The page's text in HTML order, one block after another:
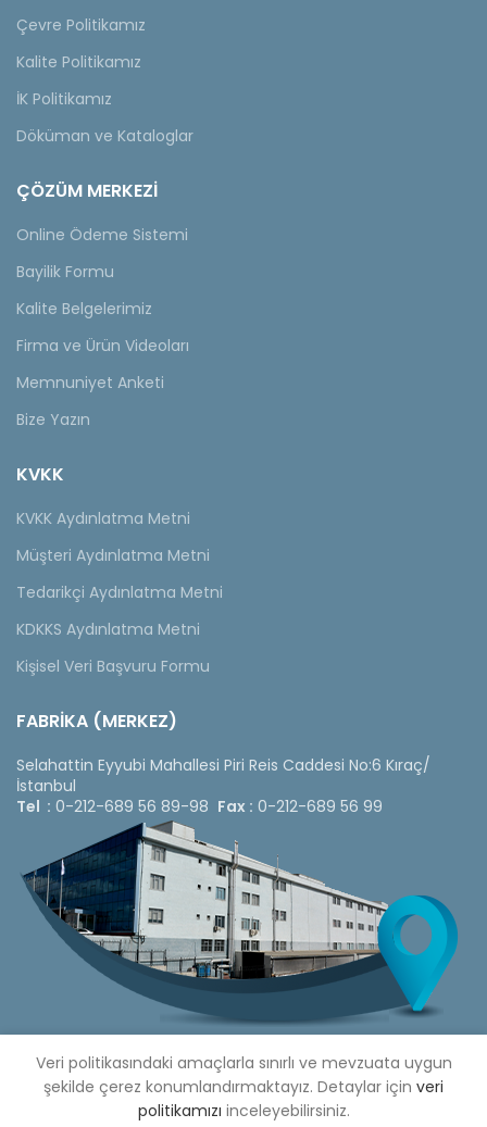
Çevre Politikamız
Kalite Politikamız
İK Politikamız
Döküman ve Kataloglar
ÇÖZÜM MERKEZİ
Online Ödeme Sistemi
Bayilik Formu
Kalite Belgelerimiz
Firma ve Ürün Videoları
Memnuniyet Anketi
Bize Yazın
KVKK
KVKK Aydınlatma Metni
Müşteri Aydınlatma Metni
Tedarikçi Aydınlatma Metni
KDKKS Aydınlatma Metni
Kişisel Veri Başvuru Formu
FABRİKA (MERKEZ)
Selahattin Eyyubi Mahallesi Piri Reis Caddesi No:6 Kıraç/
İstanbul
Tel : 0-212-689 56 89-98 Fax : 0-212-689 56 99
Copyright © 2020 Çetinkaya Pano |Çetinkaya Pano Fiyat
Veri politikasındaki amaçlarla sınırlı ve mevzuata uygun
şekilde çerez konumlandırmaktayız. Detaylar için veri
politikamızı inceleyebilirsiniz.